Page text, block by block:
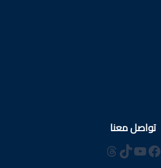
تواصل معنا
فيسبوك
يوتيوب
تيك توك
ثريدز